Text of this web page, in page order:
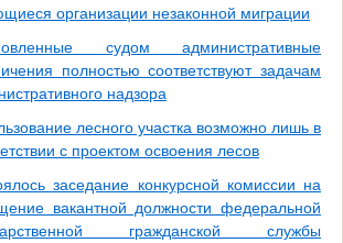
организации незаконной миграции
судом административные
полностью соответствуют задачам
надзора
лесного участка возможно лишь в
с проектом освоения лесов
заседание конкурсной комиссии на
вакантной должности федеральной
гражданской службы